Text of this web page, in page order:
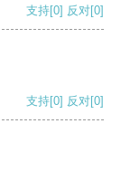
支持[0] 反对[0]
支持[0] 反对[0]